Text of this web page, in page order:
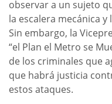
observar a un sujeto
la escalera mecánica y
Sin embargo, la
“el Plan el Metro se
de los criminales que
que habrá justicia
estos ataques.